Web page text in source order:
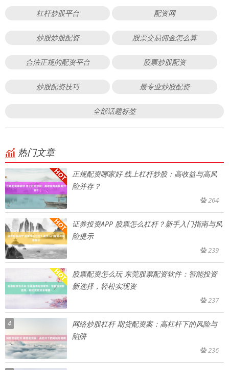
杠杆炒股平台 配资网
炒股炒股配资 股票交易佣金怎么算
合法正规的配资平台 股票炒股配资
炒股配资技巧 最专业炒股配资
全部话题标签
热门文章
正规配资哪家好 线上杠杆炒股：高收益与高风
险并存？
264
证券投资APP 股票怎么杠杆？新手入门指南与风
险提示
239
股票配资怎么玩 东莞股票配资软件：智能投资
新选择，轻松实现资
237
4
网络炒股杠杆 期货配资案：高杠杆下的风险与
陷阱
236